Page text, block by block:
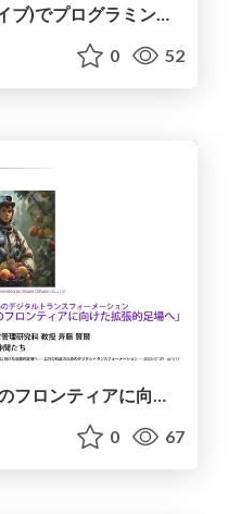
ロボットを雰囲気(ヴァイブ)でプログラミングするこどもたち / Children Vibe-Programming Robots
0 52
マニフェスト: 人類の知のフロンティアに向けた拡張的足場へ / Manifesto: Toward Expansive Scaffolding for Humanity's Knowledge Frontier
0 67